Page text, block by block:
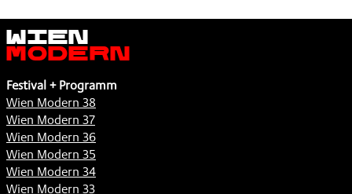
Wien
Modern
Festival + Programm
Wien Modern 38
Wien Modern 37
Wien Modern 36
Wien Modern 35
Wien Modern 34
Wien Modern 33